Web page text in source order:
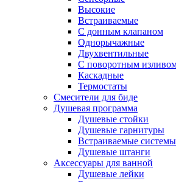
Высокие
Встраиваемые
С донным клапаном
Однорычажные
Двухвентильные
С поворотным
Каскадные
Термостаты
Смесители для биде
Душевая программа
Душевые стойки
Душевые гарнитуры
Встраиваемые системы
Душевые штанги
Аксессуары для ванной
Душевые лейки